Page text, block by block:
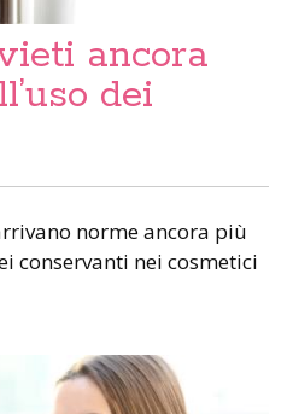
ancora
dei
norme ancora più
conservanti nei cosmetici